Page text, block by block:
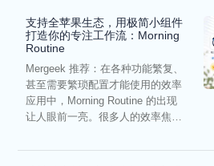
支持全苹果生态，用极简小组件
打造你的专注工作流：Morning
Routine
Mergeek 推荐：在各种功能繁复、
甚至需要繁琐配置才能使用的效率
应用中，Morning Routine 的出现
让人眼前一亮。很多人的效率焦